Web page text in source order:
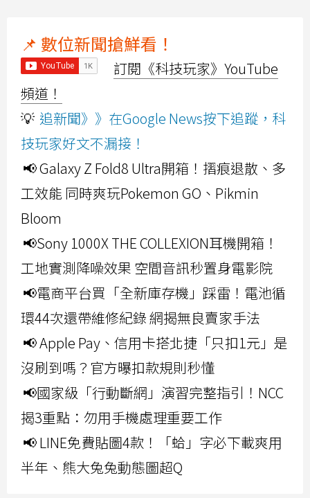
📌 數位新聞搶鮮看！
訂閱《科技玩家》YouTube
頻道！
💡 追新聞》》在Google News按下追蹤，科
技玩家好文不漏接！
📢 Galaxy Z Fold8 Ultra開箱！摺痕退散、多
工效能 同時爽玩Pokemon GO、Pikmin
Bloom
📢Sony 1000X THE COLLEXION耳機開箱！
工地實測降噪效果 空間音訊秒置身電影院
📢電商平台買「全新庫存機」踩雷！電池循
環44次還帶維修紀錄 網揭無良賣家手法
📢 Apple Pay、信用卡搭北捷「只扣1元」是
沒刷到嗎？官方曝扣款規則秒懂
📢國家級「行動斷網」演習完整指引！NCC
揭3重點：勿用手機處理重要工作
📢 LINE免費貼圖4款！「蛤」字必下載爽用
半年、熊大兔兔動態圖超Q